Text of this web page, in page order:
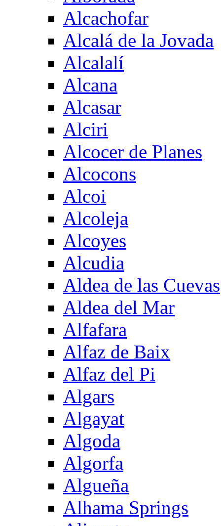
Alcachofar
Alcalá de la Jovada
Alcalalí
Alcana
Alcasar
Alciri
Alcocer de Planes
Alcocons
Alcoi
Alcoleja
Alcoyes
Alcudia
Aldea de las Cuevas
Aldea del Mar
Alfafara
Alfaz de Baix
Alfaz del Pi
Algars
Algayat
Algoda
Algorfa
Algueña
Alhama Springs